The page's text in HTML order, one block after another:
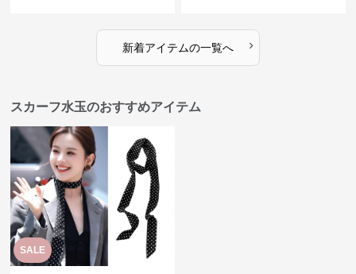
新着アイテムの一覧へ ›
スカーフ水玉のおすすめアイテム
SALE